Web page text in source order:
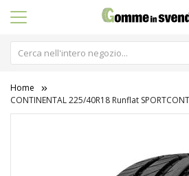
Home
CONTINENTAL 225/40R18 Runflat